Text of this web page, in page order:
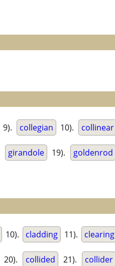
9). collegian 10). collinear
girandole 19). goldenrod
10). cladding 11). clearing
20). collided 21). collider